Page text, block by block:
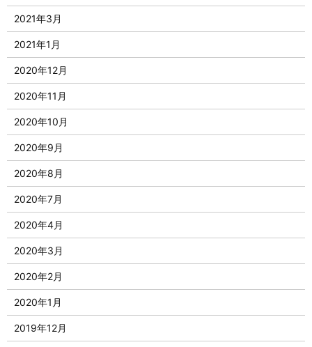
2021年3月
2021年1月
2020年12月
2020年11月
2020年10月
2020年9月
2020年8月
2020年7月
2020年4月
2020年3月
2020年2月
2020年1月
2019年12月